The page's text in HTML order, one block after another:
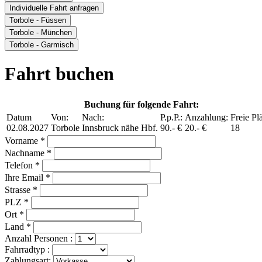
Individuelle Fahrt anfragen
Torbole - Füssen
Torbole - München
Torbole - Garmisch
Fahrt buchen
Buchung für folgende Fahrt:
Datum
02.08.2027
Von:
Torbole
Nach:
Innsbruck nähe Hbf.
P.p.P.:
90.- €
Anzahlung:
20.- €
Freie
18
Vorname *
Nachname *
Telefon *
Ihre Email *
Strasse *
PLZ *
Ort *
Land *
Anzahl Personen :
Fahrradtyp :